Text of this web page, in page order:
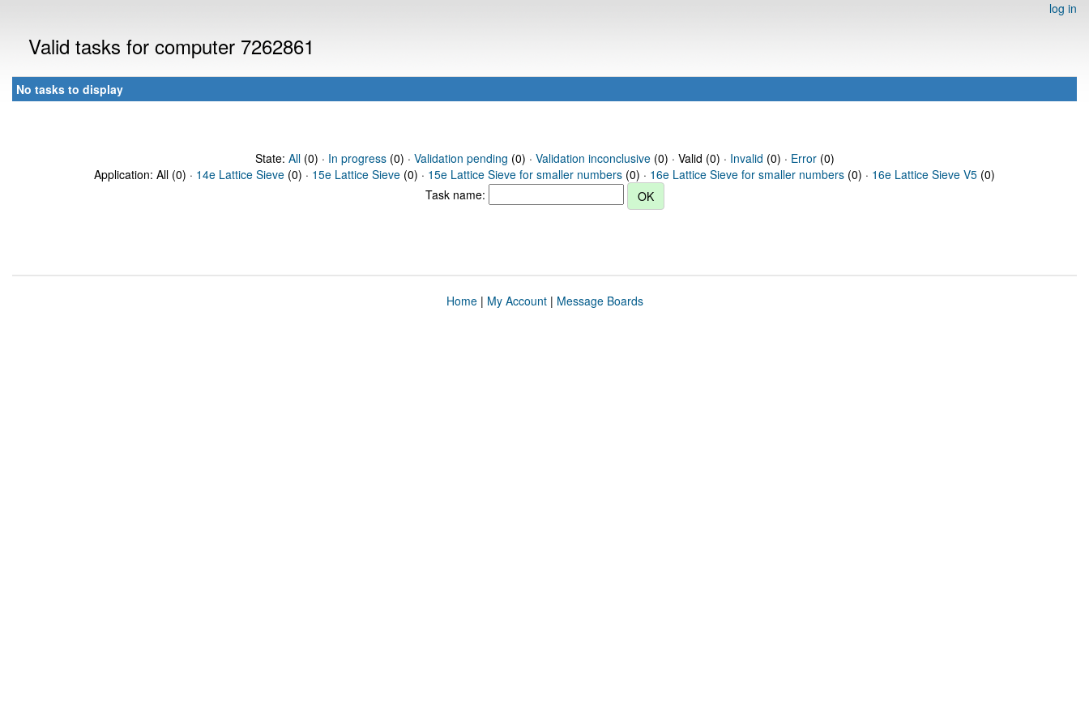
log in
Valid tasks for computer 7262861
No tasks to display
State: All(0) · In progress(0) · Validation pending (0) · Validation inconclusive(0) · Valid (0) · Invalid (0) · Error(0)
Application: All (0) · 14e Lattice Sieve (0) · 15e Lattice Sieve (0) · 15e Lattice Sieve for smaller numbers (0) · 16e Lattice Sieve for smaller numbers (0) · 16e Lattice Sieve V5 (0)
Task name:
Home| My Account| Message Boards